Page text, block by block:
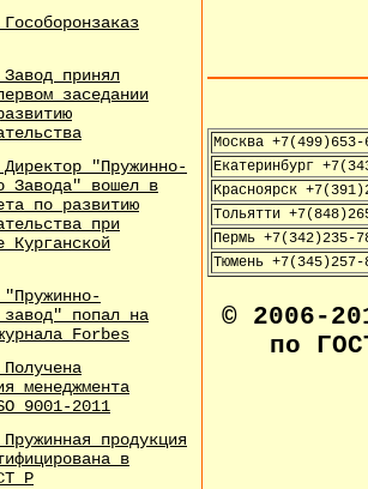
Гособоронзаказ
Завод принял
заседании
Директор "Пружинно-
Завода" вошел в
по развитию
при
Курганской
"Пружинно-
завод" попал на
Forbes
Получена
менеджмента
9001-2011
Пружинная продукция
в
Р
Москва +7(499)653-
Екатеринбург
Красноярск
Тольятти
Пермь +7(342)235-
Тюмень +7(345)257-
© 2006-
по